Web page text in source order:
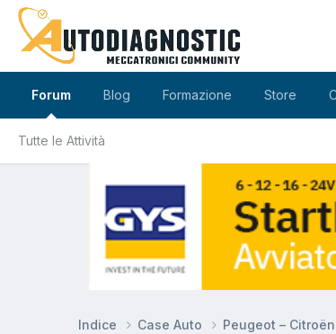
Forum
Tutte le Attività
Blog Formazione Store
Indice Case Auto Peugeot – Citroën